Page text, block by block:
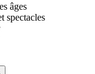
âges
spectacles